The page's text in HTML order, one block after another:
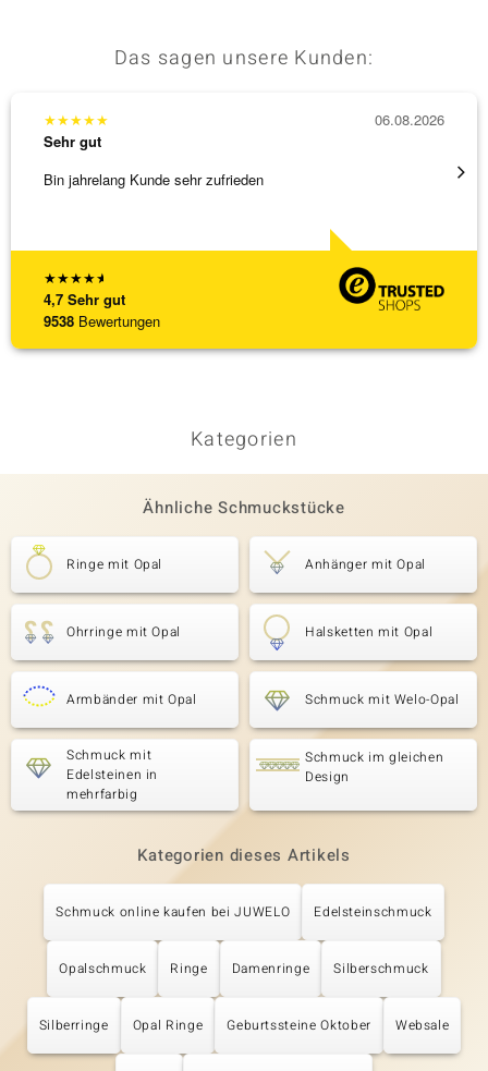
Das sagen unsere Kunden:
★★★★★
4,7 Sehr gut
9538 Bewertungen
★★★★★
Sehr gut
Bin jahrelang Kunde sehr zufrieden
06.08.2026
Top
Kategorien
Ähnliche Schmuckstücke
Ringe mit Opal Anhänger mit Opal
Ohrringe mit Opal Halsketten mit Opal
Armbänder mit Opal Schmuck mit Welo-Opal
Schmuck mit
Edelsteinen in
mehrfarbig
Schmuck im gleichen
Design
Kategorien dieses Artikels
Schmuck online kaufen bei JUWELO Edelsteinschmuck
Opalschmuck Ringe Damenringe Silberschmuck
Silberringe Opal Ringe Geburtssteine Oktober Websale